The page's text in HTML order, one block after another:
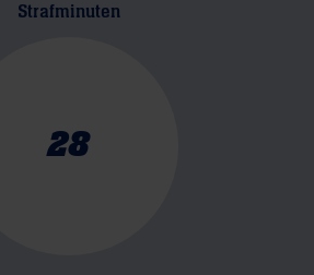
Strafminuten
28